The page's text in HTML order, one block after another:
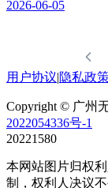
2026-06-05
用户协议|隐私政
Copyright © 广州
2022054336号-1
20221580
本网站图片归权
制，权利人决议